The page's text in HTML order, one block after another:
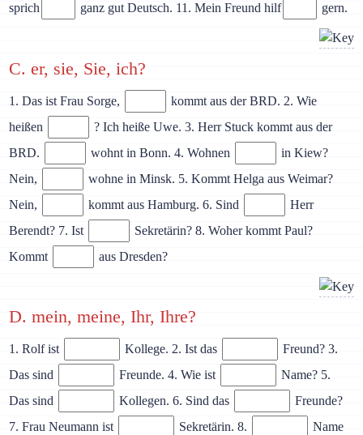
sprich
ganz gut Deutsch. 11. Mein Freund hilf gern.
C. er, sie, Sie, ich?
1. Das ist Frau Sorge,
kommt aus der BRD. 2. Wie
heißen
? Ich heiße Uwe. 3. Herr Stuck kommt aus der
BRD.
wohnt in Bonn. 4. Wohnen
in Kiew?
Nein,
wohne in Minsk. 5. Kommt Helga aus Weimar?
Nein,
kommt aus Hamburg. 6. Sind
Herr
Berendt? 7. Ist
Sekretärin? 8. Woher kommt Paul?
Kommt
aus Dresden?
D. mein, meine, Ihr, Ihre?
1. Rolf ist Kollege. 2. Ist das
Freund? 3.
Das sind
Freunde. 4. Wie ist
Name? 5.
Das sind
Kollegen. 6. Sind das
Freunde?
7. Frau Neumann ist
Sekretärin. 8.
Name